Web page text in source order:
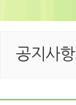
공지사항